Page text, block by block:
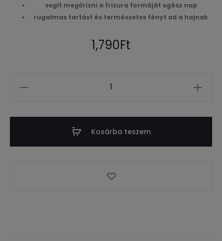
segít megőrizni a frizura formáját egész nap
rugalmas tartást és természetes fényt ad a hajnak
1,790Ft
Kosárba teszem